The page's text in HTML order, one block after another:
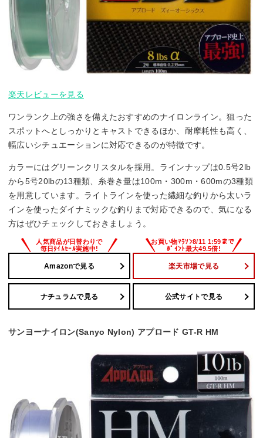
楽天レビューを見る
ワンランク上の強さを備えたおすすめのナイロンライン。狙った
スポットへとしっかりとキャストできるほか、耐摩耗性も高く、
幅広いシチュエーションに対応できるのが特徴です。
カラーにはグリーンクリスタルを採用。ラインナップは0.5号2lb
から5号20lbの13種類、糸巻き量は100m・300m・600mの3種類
を用意しています。ライトラインを使った繊細な釣りから太いラ
インを使ったダイナミックな釣りまで対応できるので、気になる
方はぜひチェックしておきましょう。
Amazonで見る 楽天市場で見る
ナチュラムで見る 公式サイトで見る
サンヨーナイロン(Sanyo Nylon) アプロード GT-R HM